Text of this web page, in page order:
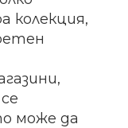
колекция,
може да